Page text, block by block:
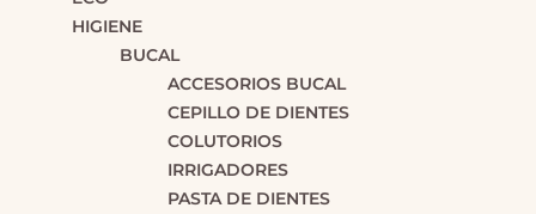
HIGIENE
BUCAL
ACCESORIOS BUCAL
CEPILLO DE DIENTES
COLUTORIOS
IRRIGADORES
PASTA DE DIENTES